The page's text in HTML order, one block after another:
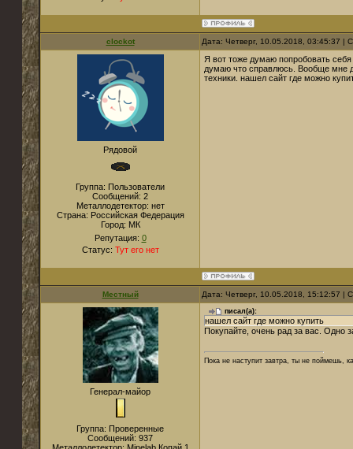
clockot Дата: Четверг, 10.05.2018, 03:45:37 |
Рядовой
Группа: Пользователи
Сообщений: 2
Металлодетектор: нет
Страна: Российская Федерация
Город: МК
Репутация: 0
Статус: Тут его нет
Я вот тоже думаю попробовать
думаю что справлюсь. Вообще мне
техники. нашел сайт где можно
Местный Дата: Четверг, 10.05.2018, 15:12:57 |
Генерал-майор
Группа: Проверенные
Сообщений: 937
писал(а):
нашел сайт где можно купить
Покупайте, очень рад за вас. Одно
Пока не наступит завтра, ты не поймешь,